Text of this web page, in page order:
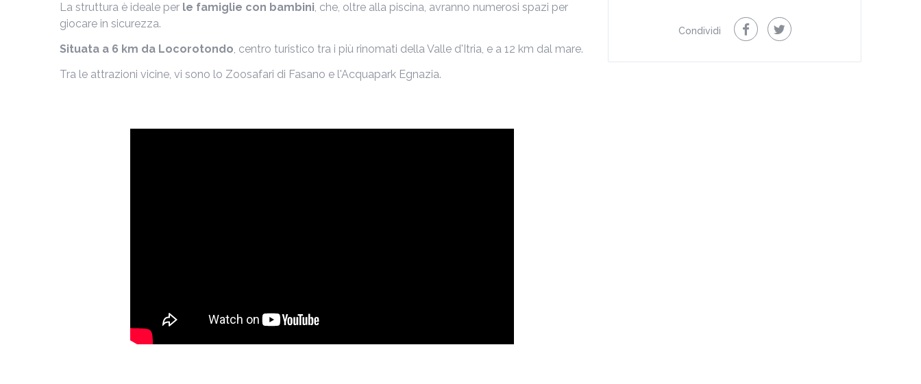
La struttura è ideale per le famiglie con bambini, che, oltre alla piscina, avranno numerosi spazi per
giocare in sicurezza.
Situata a 6 km da Locorotondo, centro turistico tra i più rinomati della Valle d'Itria, e a 12 km dal mare.
Tra le attrazioni vicine, vi sono lo Zoosafari di Fasano e l'Acquapark Egnazia.
Condividi